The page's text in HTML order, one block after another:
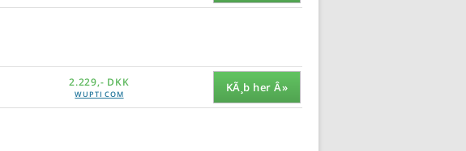
2.229,- DKK
WUPTI COM KÃ¸b her Â»